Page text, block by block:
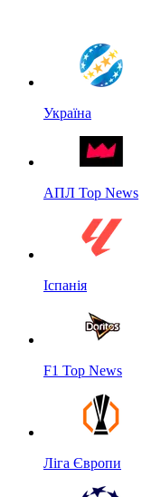
Україна
АПЛ Top News
Іспанія
F1 Top News
Ліга Європи